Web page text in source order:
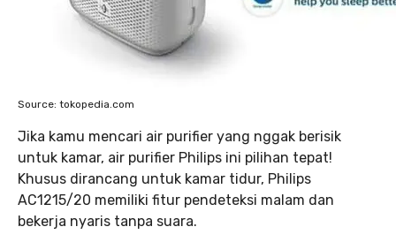
Source: tokopedia.com
Jika kamu mencari air purifier yang nggak berisik
untuk kamar, air purifier Philips ini pilihan tepat!
Khusus dirancang untuk kamar tidur, Philips
AC1215/20 memiliki fitur pendeteksi malam dan
bekerja nyaris tanpa suara.